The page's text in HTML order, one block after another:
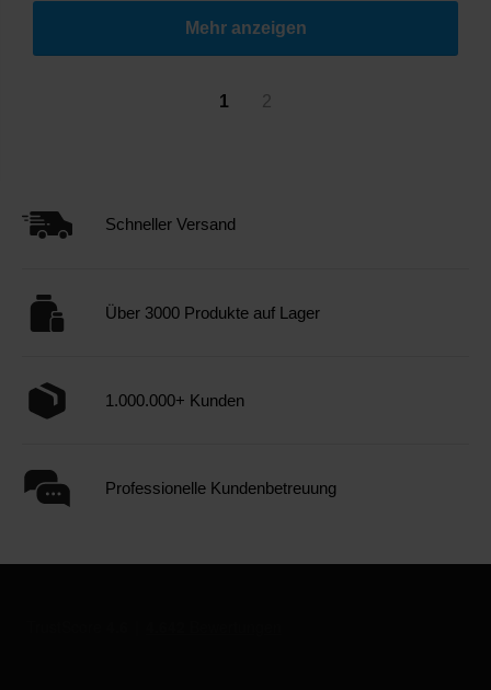
Mehr anzeigen
1 2
Schneller Versand
Über 3000 Produkte auf Lager
1.000.000+ Kunden
Professionelle Kundenbetreuung